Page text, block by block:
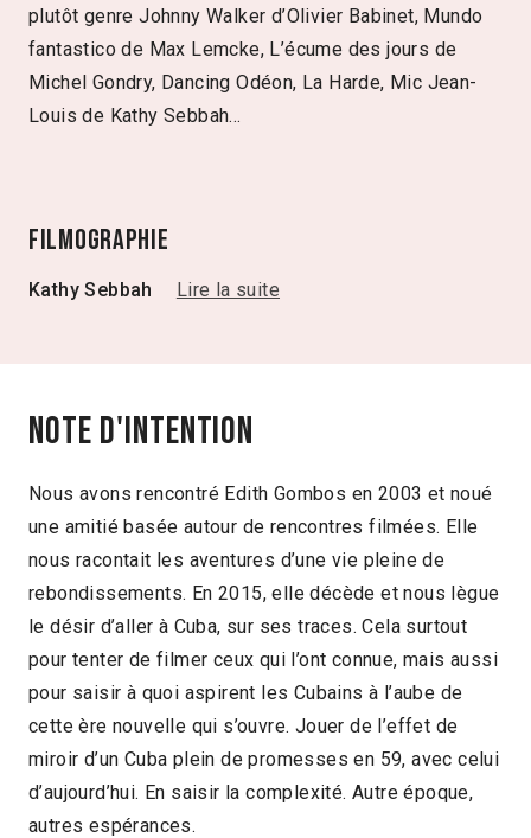
plutôt genre Johnny Walker d’Olivier Babinet, Mundo
fantastico de Max Lemcke, L’écume des jours de
Michel Gondry, Dancing Odéon, La Harde, Mic Jean-
Louis de Kathy Sebbah…
Filmographie
Kathy Sebbah Lire la suite
Note d'intention
Nous avons rencontré Edith Gombos en 2003 et noué
une amitié basée autour de rencontres filmées. Elle
nous racontait les aventures d’une vie pleine de
rebondissements. En 2015, elle décède et nous lègue
le désir d’aller à Cuba, sur ses traces. Cela surtout
pour tenter de filmer ceux qui l’ont connue, mais aussi
pour saisir à quoi aspirent les Cubains à l’aube de
cette ère nouvelle qui s’ouvre. Jouer de l’effet de
miroir d’un Cuba plein de promesses en 59, avec celui
d’aujourd’hui. En saisir la complexité. Autre époque,
autres espérances.